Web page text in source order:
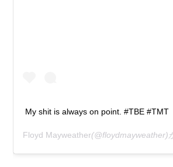
My shit is always on point. #TBE #TMT
Floyd Mayweather(@floydmayweather)が